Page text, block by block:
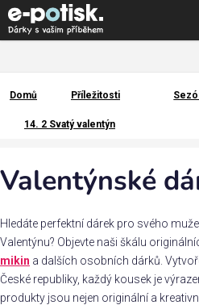
Přejít
na
obsah
Kategorie
Dárek
pro
Rodina
/
Láska
Domů
Domů Příležitosti
14. 2 Svatý valentýn
Valentýnské
Hledáte perfektní dárek pro svého
Valentýnu? Objevte naši škálu
mikin a dalších osobních dárků.
České republiky, každý kousek je
produkty jsou nejen originální a